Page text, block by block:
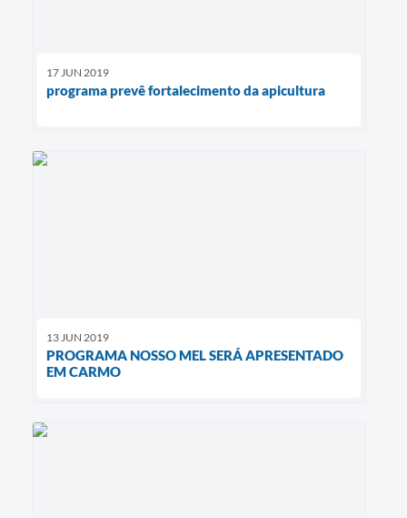
17 JUN 2019
programa prevê fortalecimento da apicultura
13 JUN 2019
PROGRAMA NOSSO MEL SERÁ APRESENTADO
EM CARMO